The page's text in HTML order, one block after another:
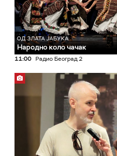
ОД ЗЛАТА ЈАБУКА
Народно коло чачак
11:00 Радио Београд 2